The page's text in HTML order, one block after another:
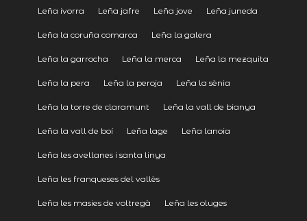
Leña ivorra Leña jafre Leña jove Leña juneda
Leña la coruña comarca Leña la galera
Leña la garrocha Leña la merca Leña la mezquita
Leña la pera Leña la peroja Leña la sènia
Leña la torre de claramunt Leña la vall de bianya
Leña la vall de boí Leña lage Leña lanoia
Leña les avellanes i santa linya
Leña les franqueses del vallès
Leña les masies de voltregà Leña les oluges